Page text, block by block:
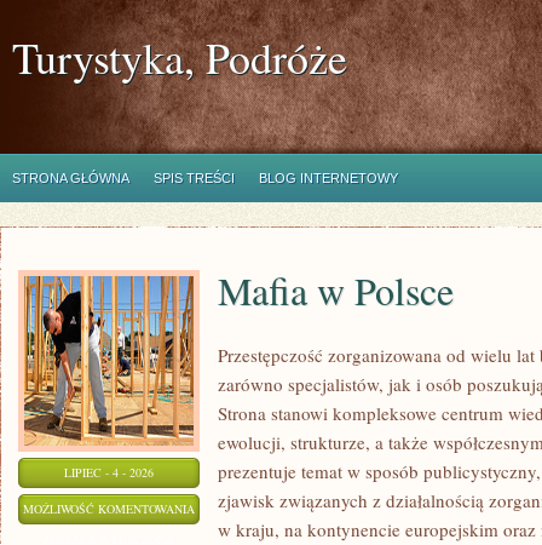
Turystyka, Podróże
STRONA GŁÓWNA SPIS TREŚCI BLOG INTERNETOWY
LIPIEC - 4 - 2026
MOŻLIWOŚĆ KOMENTOWANIA MAFIA
Mafia w Polsce
Przestępczość zorganizowana od wielu
zarówno specjalistów, jak i osób
Strona stanowi kompleksowe centrum
ewolucji, strukturze, a także
prezentuje temat w sposób
zjawisk związanych z działalnością
w kraju, na kontynencie europejskim oraz